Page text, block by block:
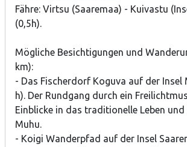
Fähre: Virtsu (Saaremaa) - Kuivastu
(0,5h).
Mögliche Besichtigungen und
km):
- Das Fischerdorf Koguva auf der Insel
h). Der Rundgang durch ein
Einblicke in das traditionelle Leben
Muhu.
- Koigi Wanderpfad auf der Insel